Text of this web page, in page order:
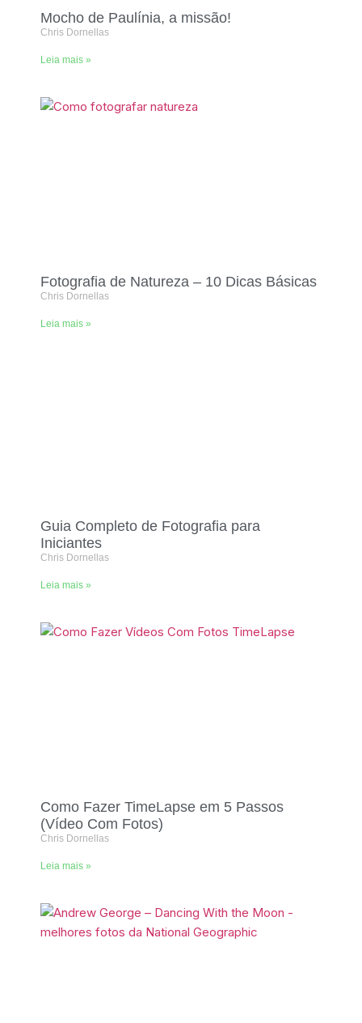
Mocho de Paulínia, a missão!
Chris Dornellas
Leia mais »
Fotografia de Natureza – 10 Dicas Básicas
Chris Dornellas
Leia mais »
Guia Completo de Fotografia para
Iniciantes
Chris Dornellas
Leia mais »
Como Fazer TimeLapse em 5 Passos
(Vídeo Com Fotos)
Chris Dornellas
Leia mais »